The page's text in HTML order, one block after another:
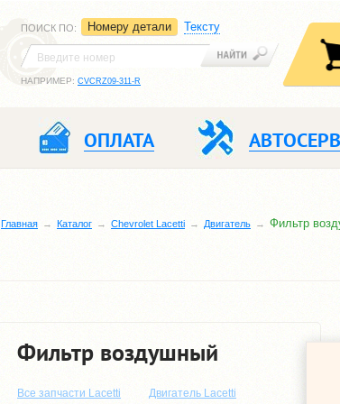
ПОИСК ПО: Номеру детали Тексту
НАПРИМЕР: CVCRZ09-311-R
ОПЛАТА
Главная Каталог Chevrolet Lacetti Двигатель Фильтр
Фильтр воздушный
Все запчасти Lacetti Двигатель Lacetti